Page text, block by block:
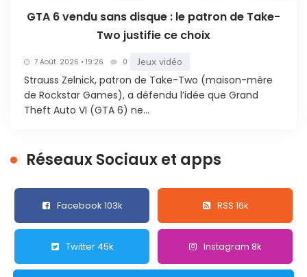
GTA 6 vendu sans disque : le patron de Take-
Two justifie ce choix
7 Août. 2026 • 19:26 0 Jeux vidéo
Strauss Zelnick, patron de Take-Two (maison-mère
de Rockstar Games), a défendu l’idée que Grand
Theft Auto VI (GTA 6) ne...
Réseaux Sociaux et apps
Facebook 103k RSS 16k
Twitter 45k Instagram 8k